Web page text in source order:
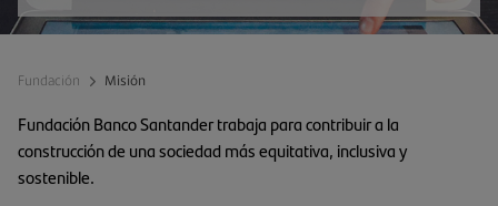
Fundación Misión
Fundación Banco Santander trabaja para contribuir a la
construcción de una sociedad más equitativa, inclusiva y
sostenible.